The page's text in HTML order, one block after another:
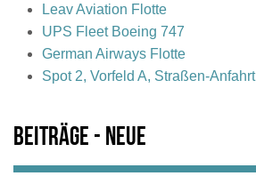
Leav Aviation Flotte
UPS Fleet Boeing 747
German Airways Flotte
Spot 2, Vorfeld A, Straßen-
Beiträge - Neue